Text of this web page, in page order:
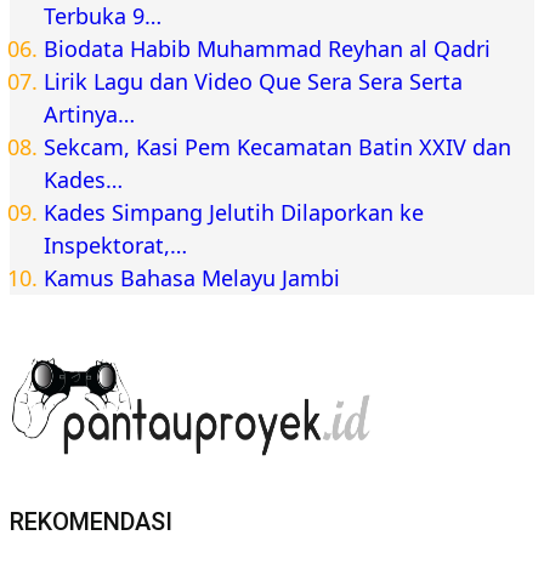
Terbuka 9…
Biodata Habib Muhammad Reyhan al Qadri
Lirik Lagu dan Video Que Sera Sera Serta
Artinya…
Sekcam, Kasi Pem Kecamatan Batin XXIV dan
Kades…
Kades Simpang Jelutih Dilaporkan ke
Inspektorat,…
Kamus Bahasa Melayu Jambi
REKOMENDASI